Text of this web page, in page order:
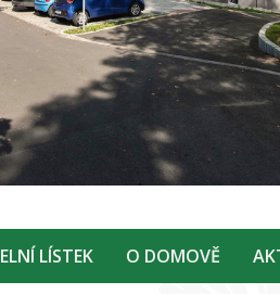
LÍSTEK O DOMOVĚ